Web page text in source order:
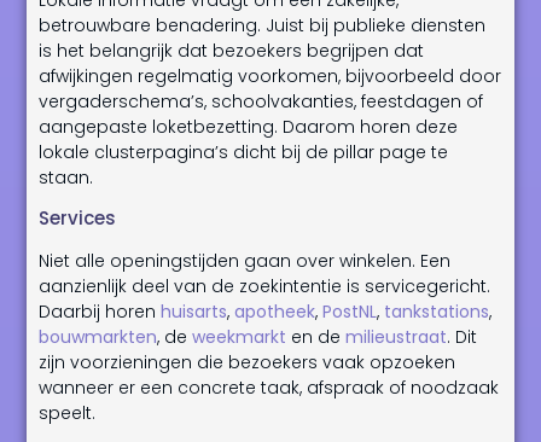
betrouwbare benadering. Juist bij publieke diensten
is het belangrijk dat bezoekers begrijpen dat
afwijkingen regelmatig voorkomen, bijvoorbeeld door
vergaderschema’s, schoolvakanties, feestdagen of
aangepaste loketbezetting. Daarom horen deze
lokale clusterpagina’s dicht bij de pillar page te
staan.
Services
Niet alle openingstijden gaan over winkelen. Een
aanzienlijk deel van de zoekintentie is servicegericht.
Daarbij horenhuisarts,apotheek,PostNL, tankstations,
bouwmarkten, deweekmarkt en demilieustraat. Dit
zijn voorzieningen die bezoekers vaak opzoeken
wanneer er een concrete taak, afspraak of noodzaak
speelt.